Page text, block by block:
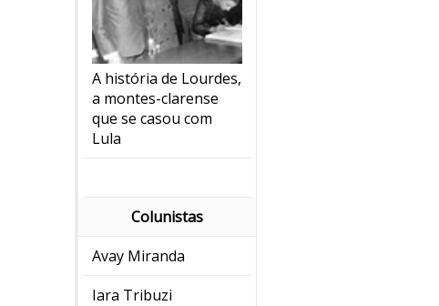
A história de Lourdes,
a montes-clarense
que se casou com
Lula
Colunistas
Avay Miranda
Iara Tribuzi